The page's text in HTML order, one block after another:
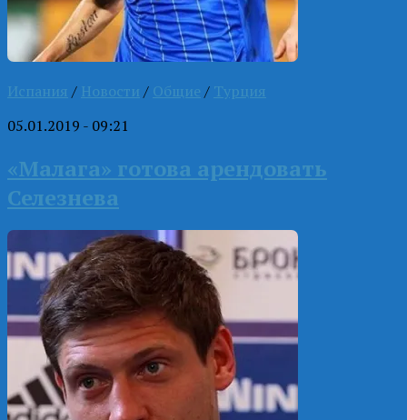
Испания / Новости / Общие / Турция
05.01.2019 - 09:21
«Малага» готова арендовать
Селезнева